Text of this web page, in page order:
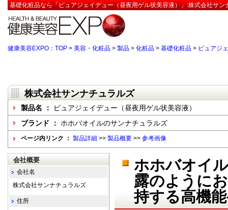
基礎化粧品なら「ピュアジェイデュー（昼夜用ゲル状美容液）」:株式会社サ
健康美容EXPO：TOP > 美容・化粧品 > 製品 > 化粧品 > 基礎化粧品 > ピュアジ
株式会社サンナチュラルズ
製品名 ：
ピュアジェイデュー（昼夜用ゲル状美容液）
ブランド ： ホホバオイルのサンナチュラルズ
ページ内リンク ： 製品詳細 >> 製品概要 >> 参考画像
ホホバオイ
露のように
持する高機
会社概要
会社名
株式会社サンナチュラルズ
住所